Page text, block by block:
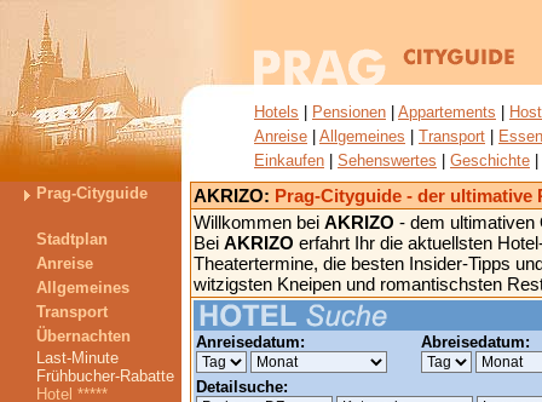
Hotels Pensionen Appartements
Anreise
Allgemeines Transport
Einkaufen
Sehenswertes Geschichte
Prag-Cityguide
Stadtplan
Anreise
Allgemeines
Transport
Übernachten
Last-Minute
Frühbucher-Rabatte
Hotel *****
AKRIZO: Prag-Cityguide - der ultimative
Willkommen bei AKRIZO - dem ultimativen
Bei AKRIZO erfahrt Ihr die aktuellsten
Theatertermine, die besten Insider-Tipps
witzigsten Kneipen und romantischsten
Anreisedatum: Abreisedatum:
Detailsuche: